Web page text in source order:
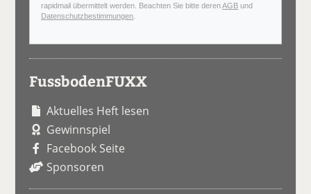
rapidmail übermittelt werden. Beachten Sie bitte derenAGB und
Datenschutzbestimmungen
FussbodenFUXX
Aktuelles Heft lesen
Gewinnspiel
Facebook Seite
Sponsoren